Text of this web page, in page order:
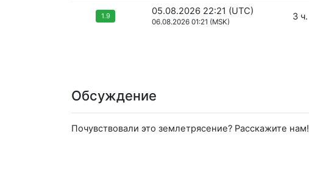
1.9 05.08.2026 22:21 (UTC)
06.08.2026 01:21 (MSK) 3 ч.
Обсуждение
Почувствовали это землетрясение? Расскажите нам!